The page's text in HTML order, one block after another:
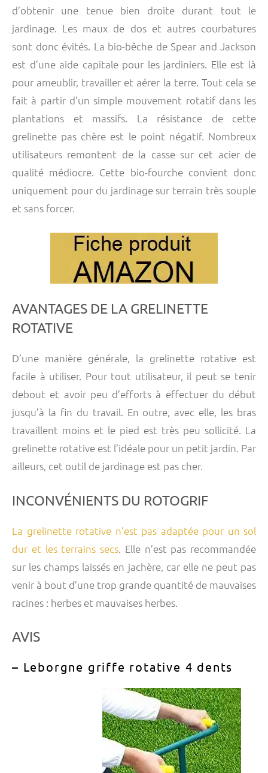
d’obtenir une tenue bien droite durant tout le
jardinage. Les maux de dos et autres courbatures
sont donc évités. La bio-bêche de Spear and Jackson
est d’une aide capitale pour les jardiniers. Elle est là
pour ameublir, travailler et aérer la terre. Tout cela se
fait à partir d’un simple mouvement rotatif dans les
plantations et massifs. La résistance de cette
grelinette pas chère est le point négatif. Nombreux
utilisateurs remontent de la casse sur cet acier de
qualité médiocre. Cette bio-fourche convient donc
uniquement pour du jardinage sur terrain très souple
et sans forcer.
AVANTAGES DE LA GRELINETTE
ROTATIVE
D’une manière générale, la grelinette rotative est
facile à utiliser. Pour tout utilisateur, il peut se tenir
debout et avoir peu d’efforts à effectuer du début
jusqu’à la fin du travail. En outre, avec elle, les bras
travaillent moins et le pied est très peu sollicité. La
grelinette rotative est l’idéale pour un petit jardin. Par
ailleurs, cet outil de jardinage est pas cher.
INCONVÉNIENTS DU ROTOGRIF
La grelinette rotative n’est pas adaptée pour un sol
dur et les terrains secs. Elle n’est pas recommandée
sur les champs laissés en jachère, car elle ne peut pas
venir à bout d’une trop grande quantité de mauvaises
racines : herbes et mauvaises herbes.
AVIS
– Leborgne griffe rotative 4 dents